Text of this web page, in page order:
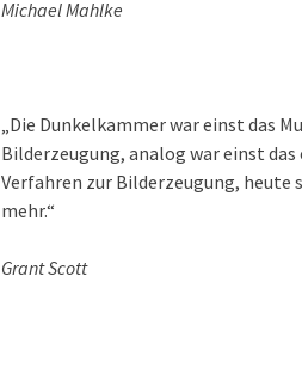
Michael Mahlke
„Die Dunkelkammer war einst das
Bilderzeugung, analog war einst das
Verfahren zur Bilderzeugung, heute
mehr.“
Grant Scott